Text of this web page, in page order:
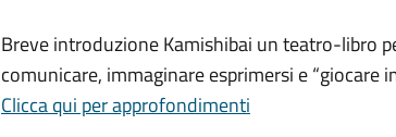
Breve introduzione Kamishibai un teatro-libro
comunicare, immaginare esprimersi e “giocare
Clicca qui per approfondimenti